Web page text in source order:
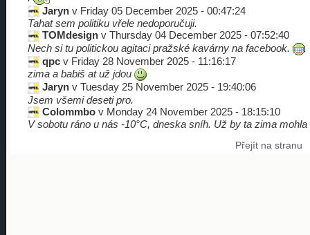
Jaryn v Friday 05 December 2025 - 00:47:24
Tahat sem politiku vřele nedoporučuji.
TOMdesign v Thursday 04 December 2025 - 07:52:40
Nech si tu politickou agitaci pražské kavárny na facebook.
qpc v Friday 28 November 2025 - 11:16:17
zima a babiš at už jdou
Jaryn v Tuesday 25 November 2025 - 19:40:06
Jsem všemi deseti pro.
Colommbo v Monday 24 November 2025 - 18:15:10
V sobotu ráno u nás -10°C, dneska sníh. Už by ta zima
Přejít na stranu